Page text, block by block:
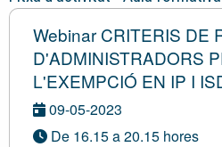
Webinar CRITERIS DE
D'ADMINISTRADORS
L'EXEMPCIÓ EN IP I
09-05-2023
De 16.15 a 20.15 hores